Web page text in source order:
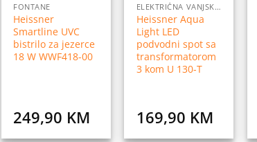
FONTANE
Heissner
Smartline UVC
bistrilo za jezerce
18 W WWF418-00
249,90 KM
ELEKTRIČNA VANJSKA RASVJETA
Heissner Aqua
Light LED
podvodni spot sa
transformatorom
3 kom U 130-T
169,90 KM